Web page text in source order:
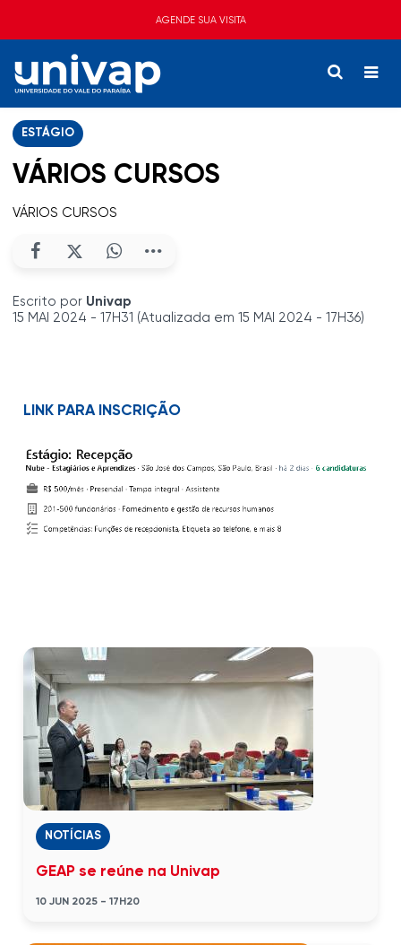
AGENDE SUA VISITA
ESTÁGIO
VÁRIOS CURSOS
VÁRIOS CURSOS
Escrito por Univap
15 MAI 2024 - 17H31 (Atualizada em 15 MAI 2024 - 17H36)
LINK PARA INSCRIÇÃO
NOTÍCIAS
GEAP se reúne na Univap
10 JUN 2025 - 17H20